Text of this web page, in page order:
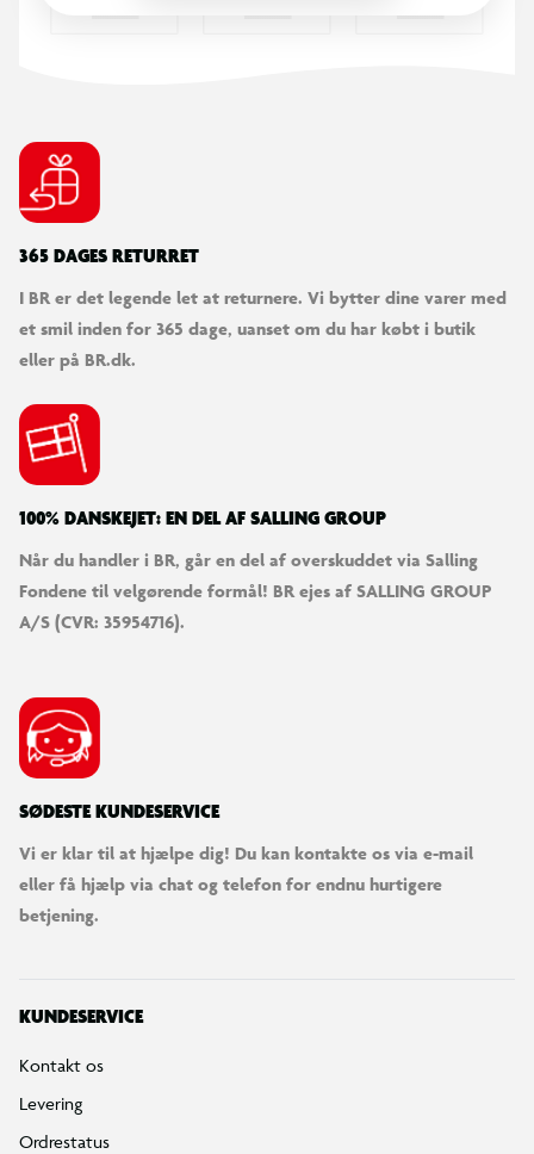
365 DAGES RETURRET
I BR er det legende let at returnere. Vi bytter dine varer med
et smil inden for 365 dage, uanset om du har købt i butik
eller på BR.dk.
100% DANSKEJET: EN DEL AF SALLING GROUP
Når du handler i BR, går en del af overskuddet via Salling
Fondene til velgørende formål! BR ejes af SALLING GROUP
A/S (CVR: 35954716).
SØDESTE KUNDESERVICE
Vi er klar til at hjælpe dig! Du kan kontakte os via e-mail
eller få hjælp via chat og telefon for endnu hurtigere
betjening.
KUNDESERVICE
Kontakt os
Levering
Ordrestatus